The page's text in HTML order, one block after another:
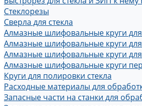
Стеклорезы
Сверла для стекла
Алмазные шлифовальные круги для
Алмазные шлифовальные круги
Алмазные шлифовальные круги
Алмазные шлифовальные круги
Круги для полировки стекла
Расходные материалы для
Запасные части на станки для